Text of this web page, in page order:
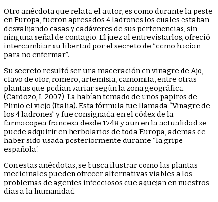
Otro anécdota que relata el autor, es como durante la peste
en Europa, fueron apresados 4 ladrones los cuales estaban
desvalijando casas y cadáveres de sus pertenencias, sin
ninguna señal de contagio. El juez al entrevistarlos, ofreció
intercambiar su libertad por el secreto de “como hacían
para no enfermar”.
Su secreto resultó ser una maceración en vinagre de Ajo,
clavo de olor, romero, artemisia, camomila, entre otras
plantas que podían variar según la zona geográfica.
(Cardozo, I. 2007) La habían tomado de unos papiros de
Plinio el viejo (Italia). Esta fórmula fue llamada “Vinagre de
los 4 ladrones” y fue consignada en el códex de la
farmacopea francesa desde 1748 y aun en la actualidad se
puede adquirir en herbolarios de toda Europa, ademas de
haber sido usada posteriormente durante “la gripe
española”.
Con estas anécdotas, se busca ilustrar como las plantas
medicinales pueden ofrecer alternativas viables a los
problemas de agentes infecciosos que aquejan en nuestros
días a la humanidad.